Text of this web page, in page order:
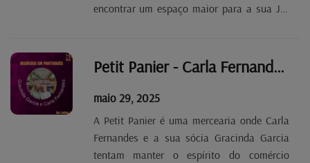
encontrar um espaço maior para a sua JM
assistência 24 horas por dia a veículos
Petit Panier - Carla Fernandes Tp. 2 Ep. 74
maio 29, 2025
A Petit Panier é uma mercearia onde Carla
Fernandes e a sua sócia Gracinda Garcia
tentam manter o espírito do comércio